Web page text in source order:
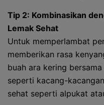
Tip 2: Kombinasikan
Lemak Sehat
Untuk memperlambat
memberikan rasa
buah ara kering
seperti kacang-
sehat seperti alpukat